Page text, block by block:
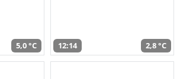
5,0 °C 12:14 2,8 °C